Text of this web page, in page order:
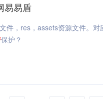
易易盾
件，res，assets资源文件。对
保护？